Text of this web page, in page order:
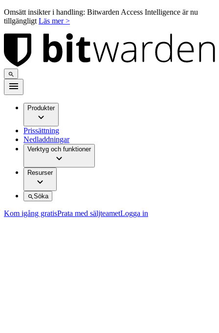
Omsätt insikter i handling: Bitwarden Access Intelligence är nu
tillgängligt Läs mer >
Produkter
Prissättning
Nedladdningar
Verktyg och funktioner
Resurser
Söka
Kom igång gratisPrata med säljteametLogga in